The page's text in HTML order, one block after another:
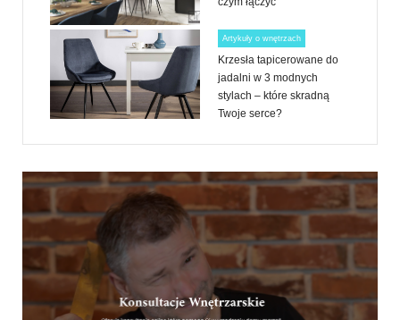
Artykuły o wnętrzach
Krzesła tapicerowane do
jadalni w 3 modnych
stylach – które skradną
Twoje serce?